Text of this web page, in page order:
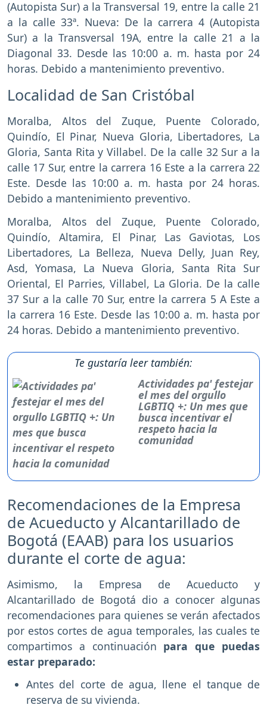
(Autopista Sur) a la Transversal 19, entre la calle 21
a la calle 33ª. Nueva: De la carrera 4 (Autopista
Sur) a la Transversal 19A, entre la calle 21 a la
Diagonal 33. Desde las 10:00 a. m. hasta por 24
horas. Debido a mantenimiento preventivo.
Localidad de San Cristóbal
Moralba, Altos del Zuque, Puente Colorado,
Quindío, El Pinar, Nueva Gloria, Libertadores, La
Gloria, Santa Rita y Villabel. De la calle 32 Sur a la
calle 17 Sur, entre la carrera 16 Este a la carrera 22
Este. Desde las 10:00 a. m. hasta por 24 horas.
Debido a mantenimiento preventivo.
Moralba, Altos del Zuque, Puente Colorado,
Quindío, Altamira, El Pinar, Las Gaviotas, Los
Libertadores, La Belleza, Nueva Delly, Juan Rey,
Asd, Yomasa, La Nueva Gloria, Santa Rita Sur
Oriental, El Parries, Villabel, La Gloria. De la calle
37 Sur a la calle 70 Sur, entre la carrera 5 A Este a
la carrera 16 Este. Desde las 10:00 a. m. hasta por
24 horas. Debido a mantenimiento preventivo.
Te gustaría leer también:
Actividades pa' festejar
el mes del orgullo
LGBTIQ +: Un mes que
busca incentivar el
respeto hacia la
comunidad
Recomendaciones de la Empresa
de Acueducto y Alcantarillado de
Bogotá (EAAB) para los usuarios
durante el corte de agua:
Asimismo, la Empresa de Acueducto y
Alcantarillado de Bogotá dio a conocer algunas
recomendaciones para quienes se verán afectados
por estos cortes de agua temporales, las cuales te
compartimos a continuación para que puedas
estar preparado:
Antes del corte de agua, llene el tanque de
reserva de su vivienda.